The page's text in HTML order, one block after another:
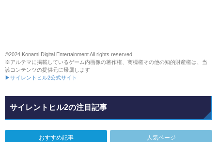
©2024 Konami Digital Entertainment All rights reserved.
※アルテマに掲載しているゲーム内画像の著作権、商標権その他の知的財産権は、当
該コンテンツの提供元に帰属します
▶サイレントヒル2公式サイト
サイレントヒル2の注目記事
おすすめ記事 人気ページ